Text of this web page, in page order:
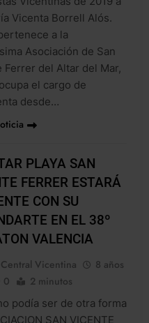
Vicenta Borrell Alós.
a la
Asociación de San
Ferrer del Altar del Mar,
el cargo de
desde…
PLAYA SAN
FERRER ESTARÁ
CON SU
EN EL 38º
VALENCIA
Central Vicentina
8 años
0 2 minutos
podía ser de otra forma
SAN VICENTE